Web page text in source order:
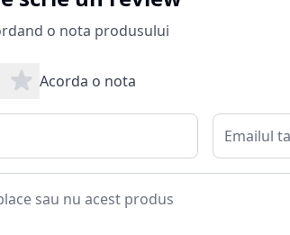
o nota produsului
Acorda o nota